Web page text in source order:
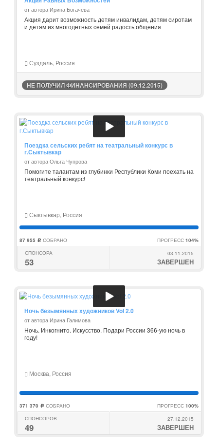
от автора Ирина Богачева
Акция дарит возможность детям инвалидам, детям сиротам
и детям из многодетных семей радость общения
Суздаль, Россия
НЕ ПОЛУЧИЛ ФИНАНСИРОВАНИЯ (09.12.2015)
Поездка сельских ребят на театральный конкурс в
г.Сыктывкар
от автора Ольга Чупрова
Помогите талантам из глубинки Республики Коми поехать на
театральный конкурс!
Сыктывкар, Россия
87 955 c СОБРАНО ПРОГРЕСС 104%
СПОНСОРА
53
03.11.2015
ЗАВЕРШЕН
Ночь безымянных художников Vol 2.0
от автора Ирина Галимова
Ночь. Инкогнито. Искусство. Подари России 366-ую ночь в
году!
Москва, Россия
371 370 c СОБРАНО ПРОГРЕСС 100%
СПОНСОРОВ
49
27.12.2015
ЗАВЕРШЕН